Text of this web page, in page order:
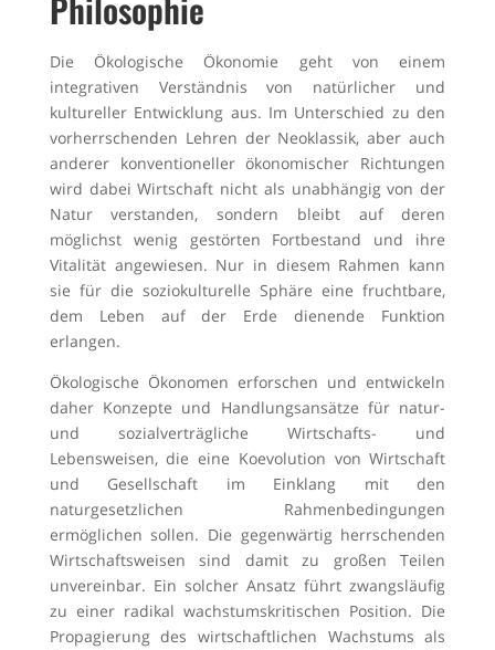
Die Ökologische Ökonomie geht von einem
integrativen Verständnis von natürlicher und
kultureller Entwicklung aus. Im Unterschied zu den
vorherrschenden Lehren der Neoklassik, aber auch
anderer konventioneller ökonomischer Richtungen
wird dabei Wirtschaft nicht als unabhängig von der
Natur verstanden, sondern bleibt auf deren
möglichst wenig gestörten Fortbestand und ihre
Vitalität angewiesen. Nur in diesem Rahmen kann
sie für die soziokulturelle Sphäre eine fruchtbare,
dem Leben auf der Erde dienende Funktion
erlangen.
Ökologische Ökonomen erforschen und entwickeln
daher Konzepte und Handlungsansätze für natur-
und sozialverträgliche Wirtschafts- und
Lebensweisen, die eine Koevolution von Wirtschaft
und Gesellschaft im Einklang mit den
naturgesetzlichen Rahmenbedingungen
ermöglichen sollen. Die gegenwärtig herrschenden
Wirtschaftsweisen sind damit zu großen Teilen
unvereinbar. Ein solcher Ansatz führt zwangsläufig
zu einer radikal wachstumskritischen Position. Die
Propagierung des wirtschaftlichen Wachstums als